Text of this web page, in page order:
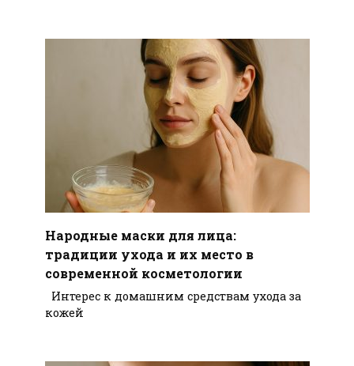
Народные маски для лица:
традиции ухода и их место в
современной косметологии
Интерес к домашним средствам ухода за
кожей